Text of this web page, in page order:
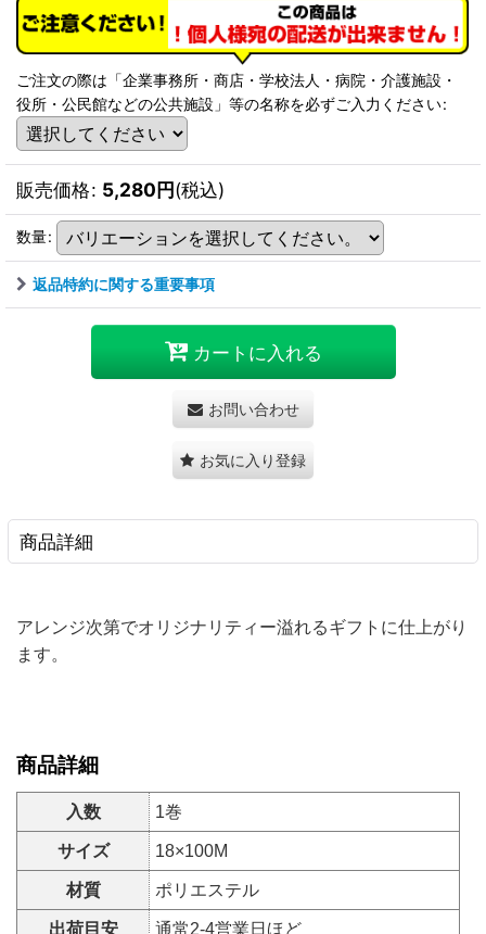
ご注文の際は「企業事務所・商店・学校法人・病院・介護施設・
役所・公民館などの公共施設」等の名称を必ずご入力ください:
販売価格: 5,280円(税込)
数量:
返品特約に関する重要事項
カートに入れる
お問い合わせ
お気に入り登録
商品詳細
アレンジ次第でオリジナリティー溢れるギフトに仕上がり
ます。
商品詳細
入数 1巻
サイズ 18×100M
材質 ポリエステル
出荷目安 通常2-4営業日ほど